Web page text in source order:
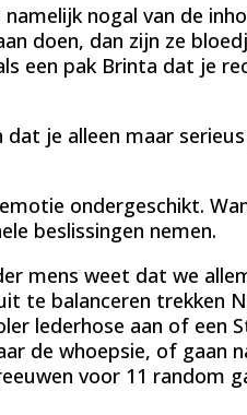
nogal van de
doen, dan zijn ze
een pak Brinta dat je
je alleen maar
ondergeschikt.
beslissingen nemen.
mens weet dat we
te balanceren trekken
lederhose aan of een
de whoepsie, of gaan
voor 11 random